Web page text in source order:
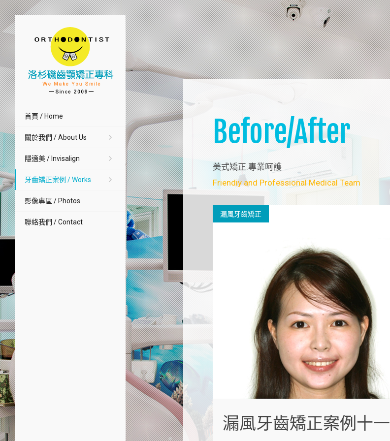
首頁 / Home
關於我們 / About Us
隱適美 / Invisalign
牙齒矯正案例 / Works
影像專區 / Photos
聯絡我們 / Contact
Before/After
美式矯正.專業呵護
Friendiy and Professional Medical Team
漏風牙齒矯正
漏風牙齒矯正案例十一